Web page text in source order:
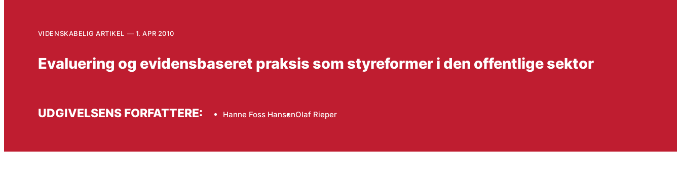
VIDENSKABELIG ARTIKEL 1. APR 2010
Evaluering og evidensbaseret praksis som styreformer i den offentlige sektor
UDGIVELSENS FORFATTERE: Hanne Foss HansenOlaf Rieper